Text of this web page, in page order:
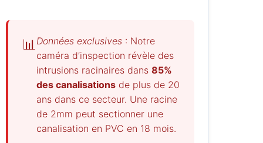
📊Données exclusives : Notre
caméra d’inspection révèle des
intrusions racinaires dans85%
des canalisations de plus de 20
ans dans ce secteur. Une racine
de 2mm peut sectionner une
canalisation en PVC en 18 mois.